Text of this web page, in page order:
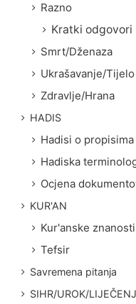
Razno
Kratki odgovori
Smrt/Dženaza
Ukrašavanje/Tijelo
Zdravlje/Hrana
HADIS
Hadisi o propisima
Hadiska
Ocjena
KUR'AN
Kur'anske znanosti
Tefsir
Savremena pitanja
SIHR/UROK/